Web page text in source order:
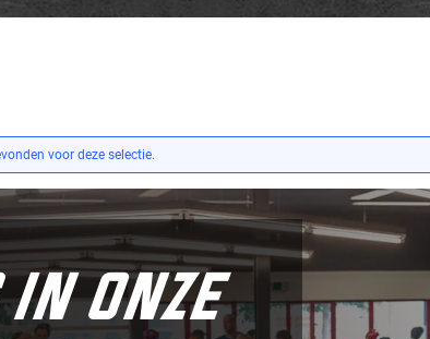
voor deze selectie.
onze